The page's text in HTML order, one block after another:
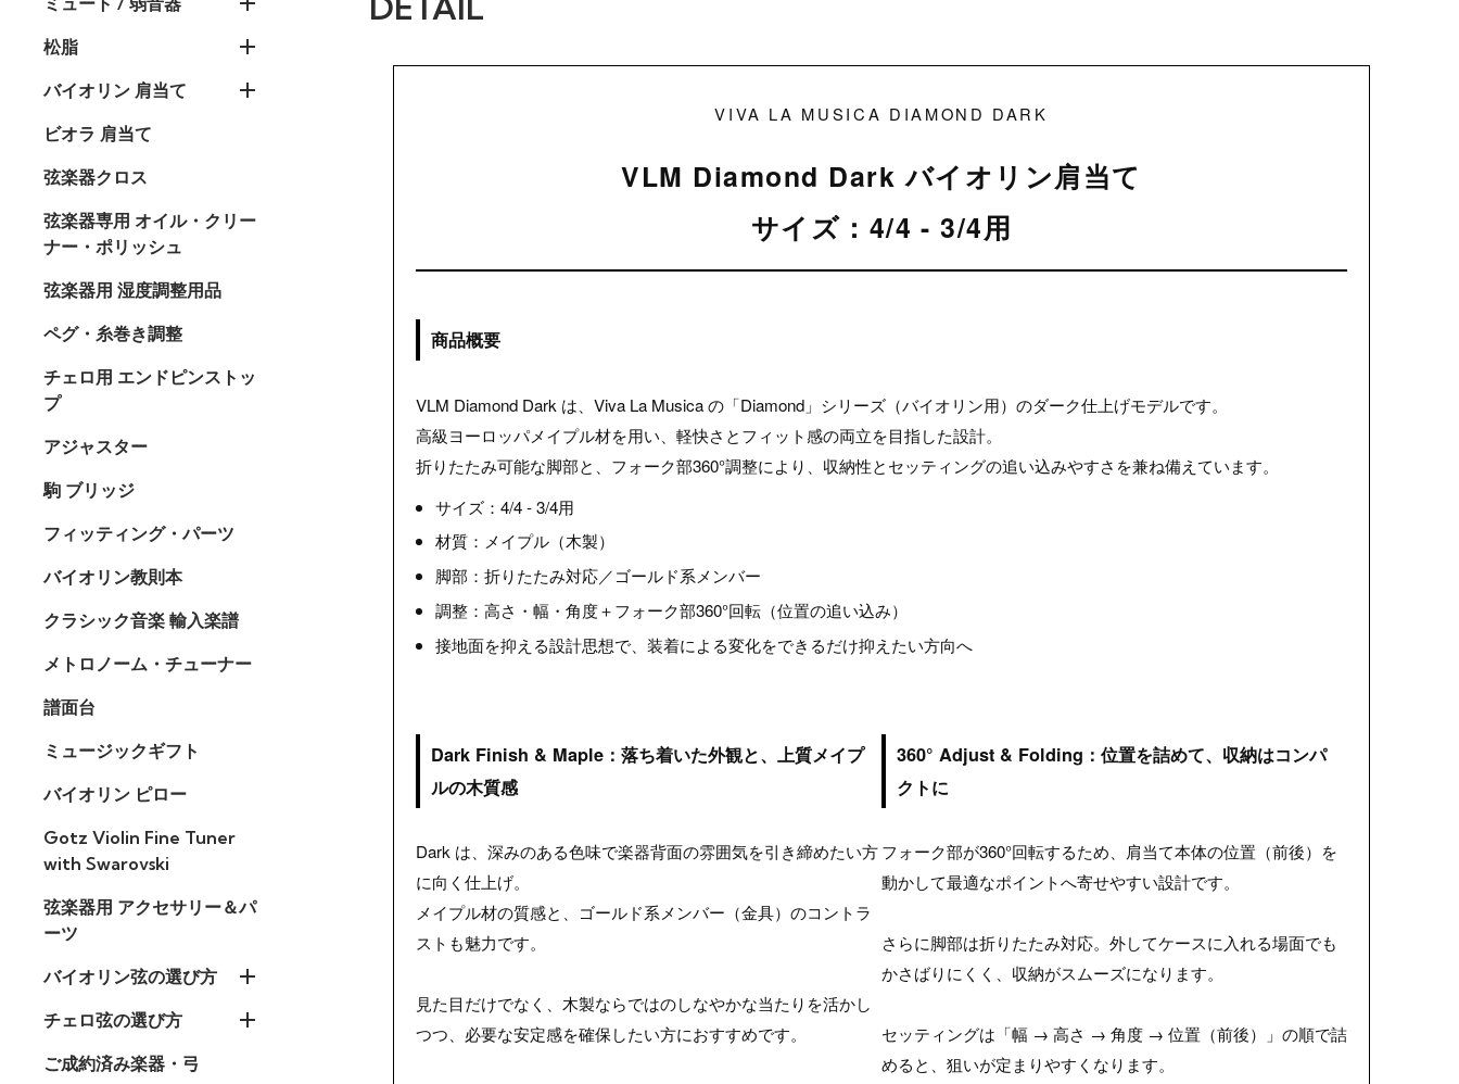
松脂
バイオリン 肩当て
ビオラ 肩当て
弦楽器クロス
弦楽器専用 オイル・クリー
ナー・ポリッシュ
弦楽器用 湿度調整用品
ペグ・糸巻き調整
チェロ用 エンドピンストッ
プ
アジャスター
駒 ブリッジ
フィッティング・パーツ
バイオリン教則本
クラシック音楽 輸入楽譜
メトロノーム・チューナー
譜面台
ミュージックギフト
バイオリン ピロー
Gotz Violin Fine Tuner
with Swarovski
弦楽器用 アクセサリー＆パ
ーツ
バイオリン弦の選び方
チェロ弦の選び方
ご成約済み楽器・弓
VIVA LA MUSICA DIAMOND DARK
VLM Diamond Dark バイオリン肩当て
サイズ：4/4 - 3/4用
商品概要
VLM Diamond Dark は、Viva La Musica の「Diamond」シリーズ（バイオリン用）のダーク仕上げモデルです。
高級ヨーロッパメイプル材を用い、軽快さとフィット感の両立を目指した設計。
折りたたみ可能な脚部と、フォーク部360°調整により、収納性とセッティングの追い込みやすさを兼ね備えています。
サイズ：4/4 - 3/4用
材質：メイプル（木製）
脚部：折りたたみ対応／ゴールド系メンバー
調整：高さ・幅・角度＋フォーク部360°回転（位置の追い込み）
接地面を抑える設計思想で、装着による変化をできるだけ抑えたい方向へ
Dark Finish & Maple：落ち着いた外観と、上質メイプ
ルの木質感
Dark は、深みのある色味で楽器背面の雰囲気を引き締めたい方
に向く仕上げ。
メイプル材の質感と、ゴールド系メンバー（金具）のコントラ
ストも魅力です。
見た目だけでなく、木製ならではのしなやかな当たりを活かし
つつ、必要な安定感を確保したい方におすすめです。
360° Adjust & Folding：位置を詰めて、収納はコンパ
クトに
フォーク部が360°回転するため、肩当て本体の位置（前後）を
動かして最適なポイントへ寄せやすい設計です。
さらに脚部は折りたたみ対応。外してケースに入れる場面でも
かさばりにくく、収納がスムーズになります。
セッティングは「幅 → 高さ → 角度 → 位置（前後）」の順で詰
めると、狙いが定まりやすくなります。